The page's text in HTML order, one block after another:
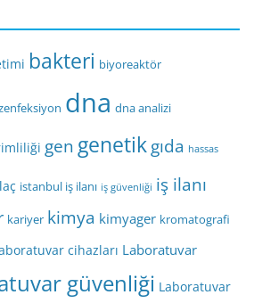
bakteri biyoreaktör
dna dna analizi
gen genetikgıda hassas
istanbul iş ilanı iş güvenliği iş ilanı
kariyer kimya kimyager kromatografi
cihazları Laboratuvar
güvenliği Laboratuvar